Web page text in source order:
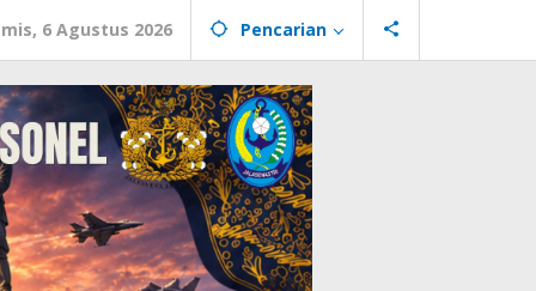
6 Agustus 2026 Pencarian